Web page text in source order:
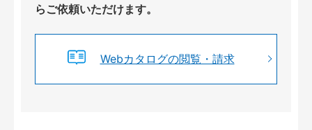
らご依頼いただけます。
Webカタログの閲覧・請求